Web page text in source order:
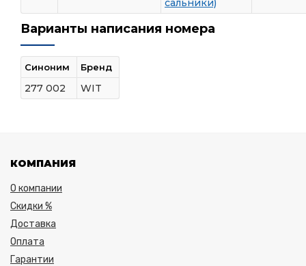
сальники)
Варианты написания номера
Синоним Бренд
277 002 WIT
КОМПАНИЯ
О компании
Скидки %
Доставка
Оплата
Гарантии